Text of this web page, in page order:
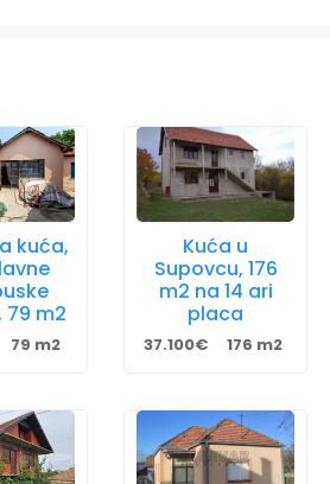
kuća,
79 m2
79 m2
Kuća u
Supovcu, 176
m2 na 14 ari
placa
37.100€ 176 m2